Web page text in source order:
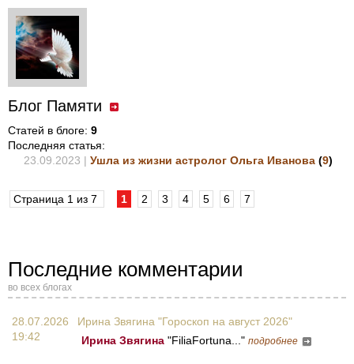
Блог Памяти
Статей в блоге: 9
Последняя статья:
23.09.2023 | Ушла из жизни астролог Ольга Иванова (9)
Страница 1 из 7 1 2 3 4 5 6 7
Последние комментарии
во всех блогах
28.07.2026
19:42
Ирина Звягина "Гороскоп на август 2026"
Ирина Звягина "FiliaFortuna..." подробнее